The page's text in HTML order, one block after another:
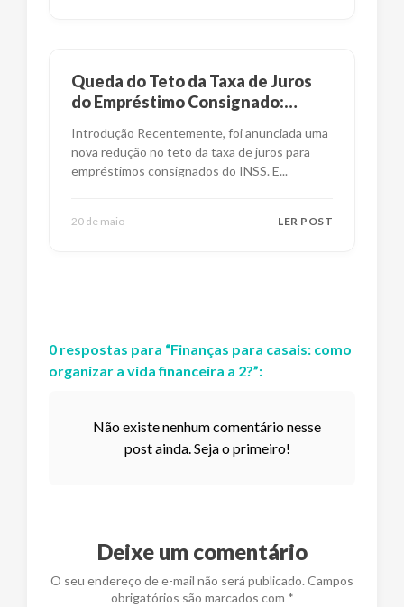
Queda do Teto da Taxa de Juros
do Empréstimo Consignado:
Introdução Recentemente, foi anunciada uma
nova redução no teto da taxa de juros para
empréstimos consignados do INSS. E...
20 de maio LER POST
0 respostas para “Finanças para casais: como
organizar a vida financeira a 2?”:
Não existe nenhum comentário nesse
post ainda. Seja o primeiro!
Deixe um comentário
O seu endereço de e-mail não será publicado. Campos
obrigatórios são marcados com *